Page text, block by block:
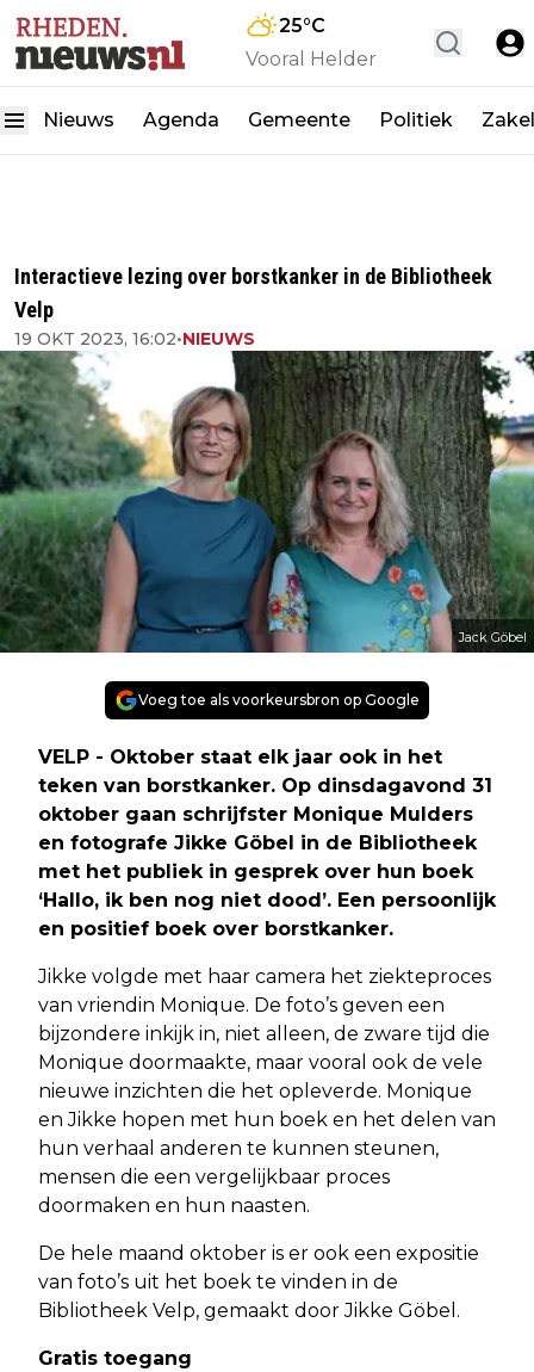
25°C
Vooral Helder
Nieuws Agenda Gemeente Politiek
Interactieve lezing over borstkanker in de Bibliotheek
Velp
19 OKT 2023, 16:02•NIEUWS
Jack Göbel
Voeg toe als voorkeursbron op Google
VELP - Oktober staat elk jaar ook in het
teken van borstkanker. Op dinsdagavond 31
oktober gaan schrijfster Monique Mulders
en fotografe Jikke Göbel in de Bibliotheek
met het publiek in gesprek over hun boek
‘Hallo, ik ben nog niet dood’. Een persoonlijk
en positief boek over borstkanker.
Jikke volgde met haar camera het ziekteproces
van vriendin Monique. De foto’s geven een
bijzondere inkijk in, niet alleen, de zware tijd die
Monique doormaakte, maar vooral ook de vele
nieuwe inzichten die het opleverde. Monique
en Jikke hopen met hun boek en het delen van
hun verhaal anderen te kunnen steunen,
mensen die een vergelijkbaar proces
doormaken en hun naasten.
De hele maand oktober is er ook een expositie
van foto’s uit het boek te vinden in de
Bibliotheek Velp, gemaakt door Jikke Göbel.
Gratis toegang